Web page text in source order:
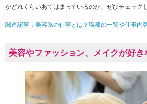
がどれくらいあてはまっているのか、ぜひチェック
関連記事：美容系の仕事とは？職種の一覧や仕事内
美容やファッション、メイクが好き